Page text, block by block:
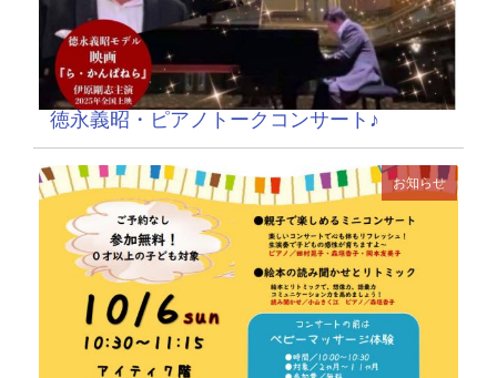
徳永義昭・ピアノトークコンサート♪
お知らせ